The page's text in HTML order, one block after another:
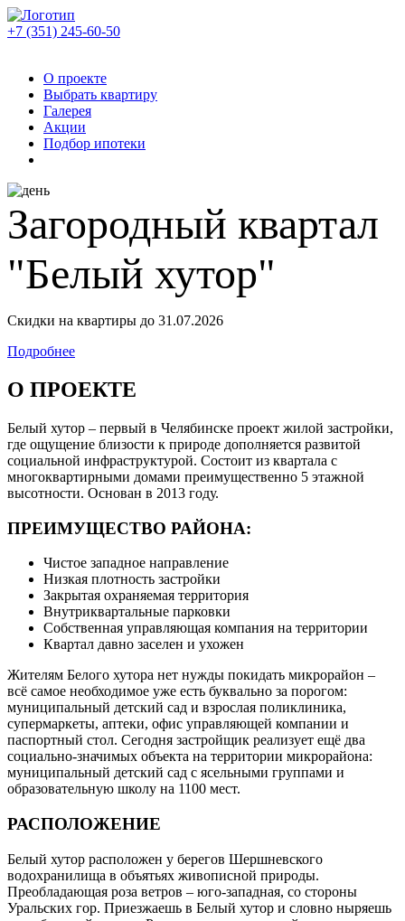
+7 (351) 245-60-50
О проекте
Выбрать квартиру
Галерея
Акции
Подбор ипотеки
Загородный квартал
"Белый хутор"
Скидки на квартиры до 31.07.2026
Подробнее
О ПРОЕКТЕ
Белый хутор – первый в Челябинске проект жилой застройки,
где ощущение близости к природе дополняется развитой
социальной инфраструктурой. Состоит из квартала с
многоквартирными домами преимущественно 5 этажной
высотности. Основан в 2013 году.
ПРЕИМУЩЕСТВО РАЙОНА:
Чистое западное направление
Низкая плотность застройки
Закрытая охраняемая территория
Внутриквартальные парковки
Собственная управляющая компания на территории
Квартал давно заселен и ухожен
Жителям Белого хутора нет нужды покидать микрорайон –
всё самое необходимое уже есть буквально за порогом:
муниципальный детский сад и взрослая поликлиника,
супермаркеты, аптеки, офис управляющей компании и
паспортный стол. Сегодня застройщик реализует ещё два
социально-значимых объекта на территории микрорайона:
муниципальный детский сад с ясельными группами и
образовательную школу на 1100 мест.
РАСПОЛОЖЕНИЕ
Белый хутор расположен у берегов Шершневского
водохранилища в объятьях живописной природы.
Преобладающая роза ветров – юго-западная, со стороны
Уральских гор. Приезжаешь в Белый хутор и словно ныряешь